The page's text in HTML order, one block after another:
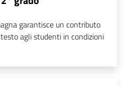
garantisce un contributo
agli studenti in condizioni